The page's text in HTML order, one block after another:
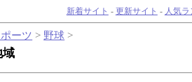
新着サイト - 更新サイト - 人気
ーツ > 野球 >
域